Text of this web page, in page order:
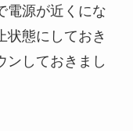
電源が近くにな
状態にしておき
ンしておきまし